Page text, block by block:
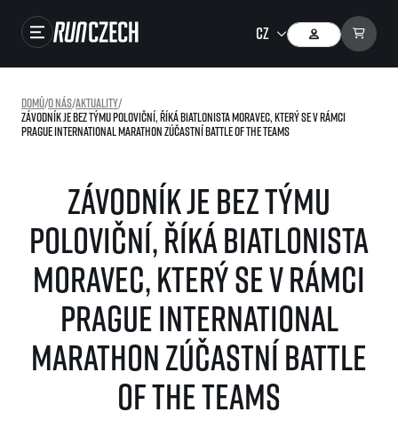
Výsledky
RunCzech Store
Running Mall
Běžecké série
Běžecká liga
Jak to funguje
Výsledky běžecké ligy
SuperHalfs
projekt SuperHalfs
Domů/O nás/Aktuality/
Závodník je bez týmu poloviční, říká biatlonista Moravec, který se v rámci
Prague International Marathon zúčastní Battle of the Teams
Závodník je bez týmu
poloviční, říká biatlonista
Moravec, který se v rámci
Prague International
Marathon zúčastní Battle
of the Teams